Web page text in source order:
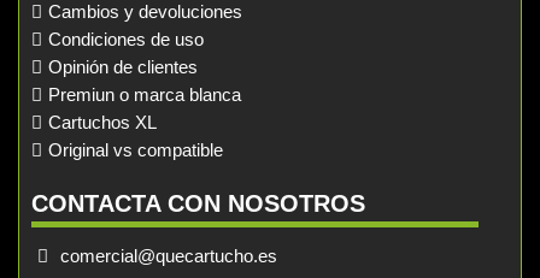
Cambios y devoluciones
Condiciones de uso
Opinión de clientes
Premiun o marca blanca
Cartuchos XL
Original vs compatible
CONTACTA CON NOSOTROS
comercial@quecartucho.es